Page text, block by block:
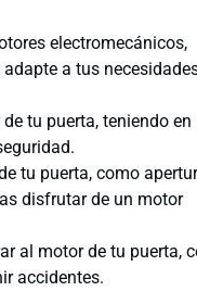
electromecánicos,
a tus
tu puerta, teniendo en
tu puerta, como
disfrutar de un motor
al motor de tu puerta,
accidentes.